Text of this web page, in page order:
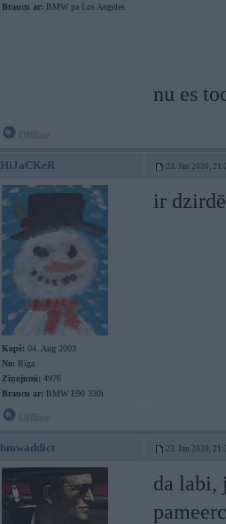
Braucu ar: BMW pa Los Angeles
nu es
HiJaCKeR 23. Jan 2020,
Kopš: 04. Aug 2003
No: Rīga
Ziņojumi: 4976
Braucu ar: BMW E90 330i
ir
bmwaddict 23. Jan 2020,
da labi,